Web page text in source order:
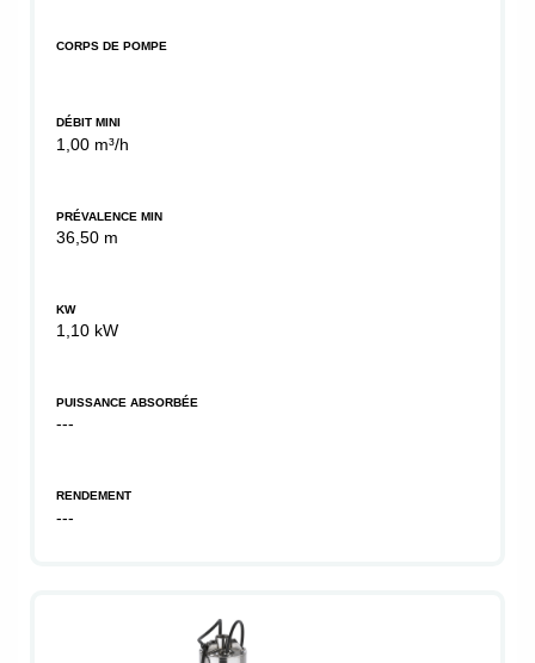
CORPS DE POMPE
DÉBIT MINI
1,00 m³/h
PRÉVALENCE MIN
36,50 m
KW
1,10 kW
PUISSANCE ABSORBÉE
---
RENDEMENT
---